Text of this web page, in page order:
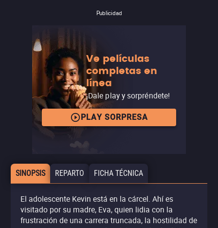
Publicidad
Ve películas
completas en
línea
¡Dale play y sorpréndete!
PLAY SORPRESA
SINOPSIS REPARTO FICHA TÉCNICA
El adolescente Kevin está en la cárcel. Ahí es
visitado por su madre, Eva, quien lidia con la
frustración de una carrera truncada, la hostilidad de